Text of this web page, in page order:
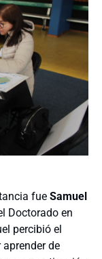
fue Samuel
Doctorado en
percibió el
de